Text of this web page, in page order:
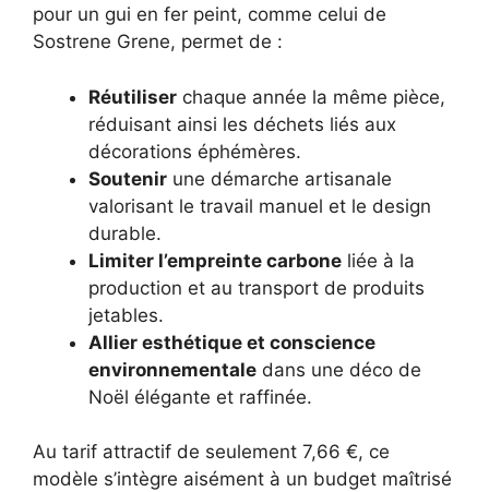
pour un gui en fer peint, comme celui de
Sostrene Grene, permet de :
Réutiliser chaque année la même pièce,
réduisant ainsi les déchets liés aux
décorations éphémères.
Soutenir une démarche artisanale
valorisant le travail manuel et le design
durable.
Limiter l’empreinte carbone liée à la
production et au transport de produits
jetables.
Allier esthétique et conscience
environnementale dans une déco de
Noël élégante et raffinée.
Au tarif attractif de seulement 7,66 €, ce
modèle s’intègre aisément à un budget maîtrisé